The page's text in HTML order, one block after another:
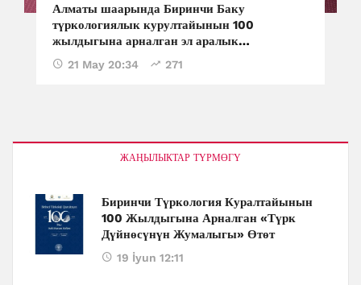
Алматы шаарында Биринчи Баку
түркологиялык курултайынын 100
жылдыгына арналган эл аралык
конференция өтүүдө
21 May 20:34 271
ЖАҢЫЛЫКТАР ТҮРМӨГҮ
Биринчи Түркология Куралтайынын
100 Жылдыгына Арналган «Түрк
Дүйнөсүнүн Жумалыгы» Өтөт
19 İyun 12:11